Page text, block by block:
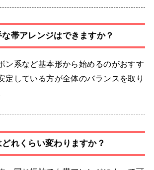
帯アレンジはできますか？
ン系など基本形から始めるのがおすす
定している方が全体のバランスを取り
れくらい変わりますか？